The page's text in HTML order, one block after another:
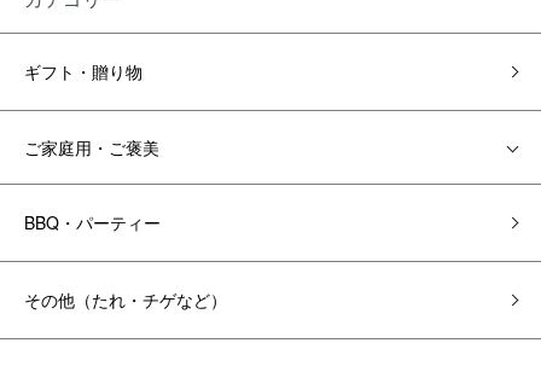
ギフト・贈り物
ご家庭用・ご褒美
BBQ・パーティー
その他（たれ・チゲなど）